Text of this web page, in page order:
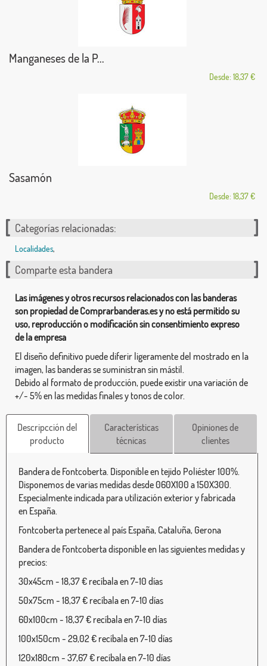
Manganeses de la P...
Desde: 18,37 €
Sasamón
Desde: 18,37 €
Categorías relacionadas:
Localidades,
Comparte esta bandera
Las imágenes y otros recursos relacionados con las banderas
son propiedad de Comprarbanderas.es y no está permitido su
uso, reproducción o modificación sin consentimiento expreso
de la empresa
El diseño definitivo puede diferir ligeramente del mostrado en la
imagen, las banderas se suministran sin mástil.
Debido al formato de producción, puede existir una variación de
+/- 5% en las medidas finales y tonos de color.
Descripcción del
producto
Características
técnicas
Opiniones de
clientes
Bandera de Fontcoberta. Disponible en tejido Poliéster 100%.
Disponemos de varias medidas desde 060X100 a 150X300.
Especialmente indicada para utilización exterior y fabricada
en España.
Fontcoberta pertenece al país España, Cataluña, Gerona
Bandera de Fontcoberta disponible en las siguientes medidas y
precios:
30x45cm - 18,37 € recíbala en 7-10 días
50x75cm - 18,37 € recíbala en 7-10 días
60x100cm - 18,37 € recíbala en 7-10 días
100x150cm - 29,02 € recíbala en 7-10 días
120x180cm - 37,67 € recíbala en 7-10 días